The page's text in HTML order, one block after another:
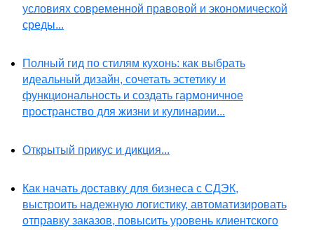
условиях современной правовой и экономической
среды...
Полный гид по стилям кухонь: как выбрать
идеальный дизайн, сочетать эстетику и
функциональность и создать гармоничное
пространство для жизни и кулинарии...
Открытый прикус и дикция...
Как начать доставку для бизнеса с СДЭК,
выстроить надежную логистику, автоматизировать
отправку заказов, повысить уровень клиентского